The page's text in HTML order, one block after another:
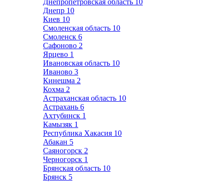
Днепропетровская область 10
Днепр 10
Киев 10
Смоленская область 10
Смоленск 6
Сафоново 2
Ярцево 1
Ивановская область 10
Иваново 3
Кинешма 2
Кохма 2
Астраханская область 10
Астрахань 6
Ахтубинск 1
Камызяк 1
Республика Хакасия 10
Абакан 5
Саяногорск 2
Черногорск 1
Брянская область 10
Брянск 5